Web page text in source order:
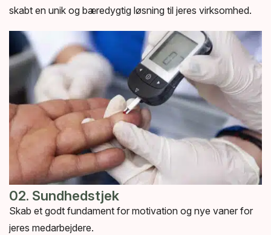
skabt en unik og bæredygtig løsning til jeres virksomhed.
02. Sundhedstjek
Skab et godt fundament for motivation og nye vaner for
jeres medarbejdere.